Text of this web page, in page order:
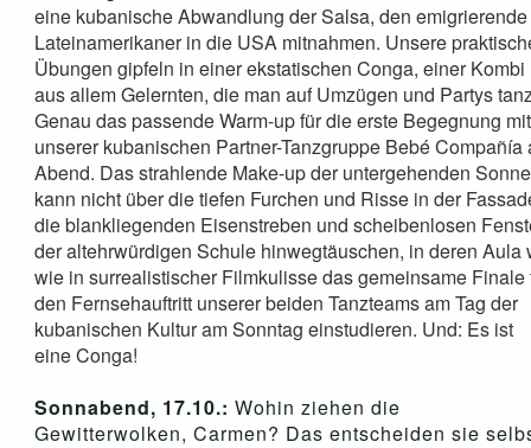
eine kubanische Abwandlung der Salsa, den emigrierende
Lateinamerikaner in die USA mitnahmen. Unsere
Übungen gipfeln in einer ekstatischen Conga, einer Kombi
aus allem Gelernten, die man auf Umzügen und Partys
Genau das passende Warm-up für die erste Begegnung mit
unserer kubanischen Partner-Tanzgruppe Bebé Compañía
Abend. Das strahlende Make-up der untergehenden Sonne
kann nicht über die tiefen Furchen und Risse in der
die blankliegenden Eisenstreben und scheibenlosen
der altehrwürdigen Schule hinwegtäuschen, in deren Aula
wie in surrealistischer Filmkulisse das gemeinsame Finale
den Fernsehauftritt unserer beiden Tanzteams am Tag der
kubanischen Kultur am Sonntag einstudieren. Und: Es ist
eine Conga!
Sonnabend, 17.10.: Wohin ziehen die
Gewitterwolken, Carmen? Das entscheiden sie